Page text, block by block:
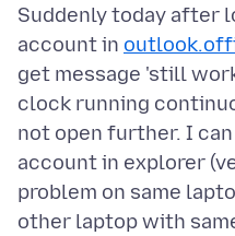
Suddenly today after
account in
get message 'still
clock running
not open further. I
account in explorer
problem on same
other laptop with